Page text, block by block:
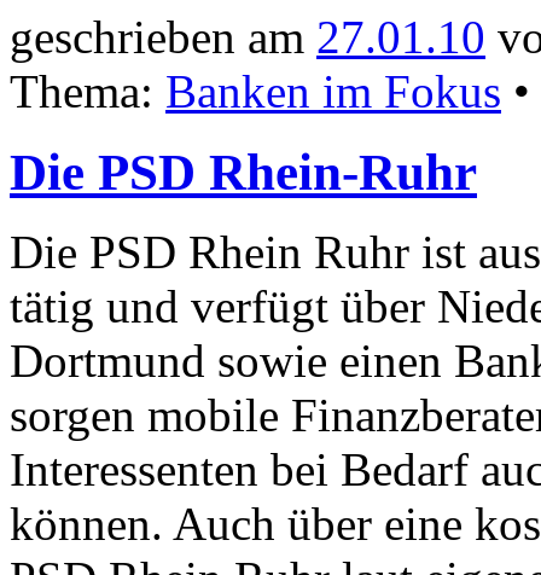
geschrieben am 27.01.10
Thema: Banken im Fokus •
Die PSD Rhein-Ruhr
Die PSD Rhein Ruhr ist
tätig und verfügt über
Dortmund sowie einen
sorgen mobile
Interessenten bei Bedarf
können. Auch über eine